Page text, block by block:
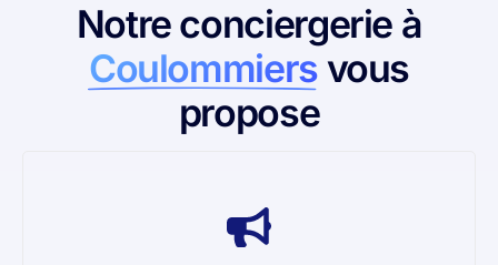
Notre conciergerie à
Coulommiersvous
propose